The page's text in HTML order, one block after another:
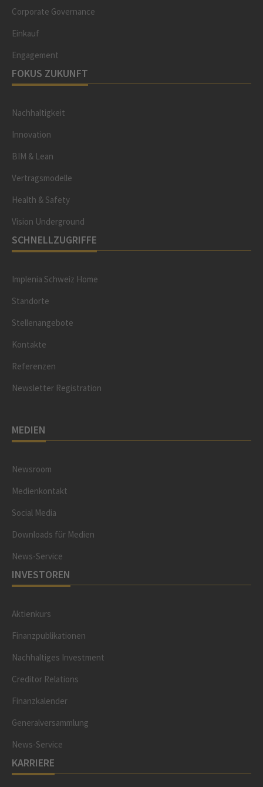
Corporate Governance
Einkauf
Engagement
FOKUS ZUKUNFT
Nachhaltigkeit
Innovation
BIM & Lean
Vertragsmodelle
Health & Safety
Vision Underground
SCHNELLZUGRIFFE
Implenia Schweiz Home
Standorte
Stellenangebote
Kontakte
Referenzen
Newsletter Registration
MEDIEN
Newsroom
Medienkontakt
Social Media
Downloads für Medien
News-Service
INVESTOREN
Aktienkurs
Finanzpublikationen
Nachhaltiges Investment
Creditor Relations
Finanzkalender
Generalversammlung
News-Service
KARRIERE